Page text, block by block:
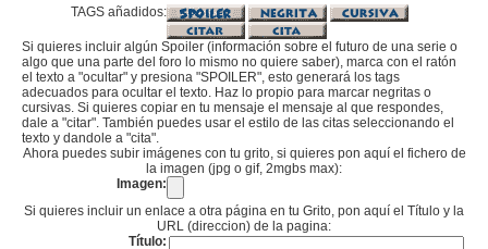
TAGS añadidos:
Si quieres incluir algún Spoiler (información sobre el futuro de una serie o
algo que una parte del foro lo mismo no quiere saber), marca con el ratón
el texto a "ocultar" y presiona "SPOILER", esto generará los tags
adecuados para ocultar el texto. Haz lo propio para marcar negritas o
cursivas. Si quieres copiar en tu mensaje el mensaje al que respondes,
dale a "citar". También puedes usar el estilo de las citas seleccionando el
texto y dandole a "cita".
Ahora puedes subir imágenes con tu grito, si quieres pon aquí el fichero de
la imagen (jpg o gif, 2mgbs max):
Imagen:
Si quieres incluir un enlace a otra página en tu Grito, pon aquí el Título y la
URL (direccion) de la pagina:
Título: